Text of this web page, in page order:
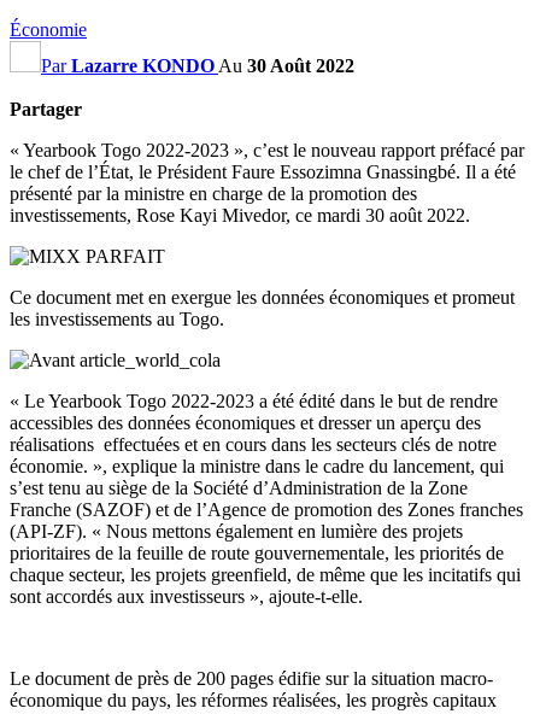
Économie
ParLazarre KONDO Au 30 Août 2022
Partager
« Yearbook Togo 2022-2023 », c’est le nouveau rapport préfacé par
le chef de l’État, le Président Faure Essozimna Gnassingbé. Il a été
présenté par la ministre en charge de la promotion des
investissements, Rose Kayi Mivedor, ce mardi 30 août 2022.
Ce document met en exergue les données économiques et promeut
les investissements au Togo.
« Le Yearbook Togo 2022-2023 a été édité dans le but de rendre
accessibles des données économiques et dresser un aperçu des
réalisations effectuées et en cours dans les secteurs clés de notre
économie. », explique la ministre dans le cadre du lancement, qui
s’est tenu au siège de la Société d’Administration de la Zone
Franche (SAZOF) et de l’Agence de promotion des Zones franches
(API-ZF). « Nous mettons également en lumière des projets
prioritaires de la feuille de route gouvernementale, les priorités de
chaque secteur, les projets greenfield, de même que les incitatifs qui
sont accordés aux investisseurs », ajoute-t-elle.
Le document de près de 200 pages édifie sur la situation macro-
économique du pays, les réformes réalisées, les progrès capitaux